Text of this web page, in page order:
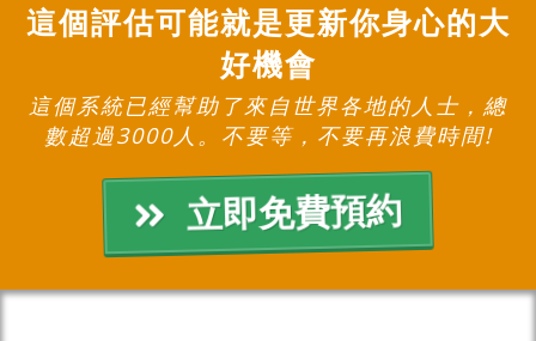
這個評估可能就是更新你身心的大
好機會
這個系統已經幫助了來自世界各地的人士，總
數超過3000人。 不要等，不要再浪費時間!
立即免費預約